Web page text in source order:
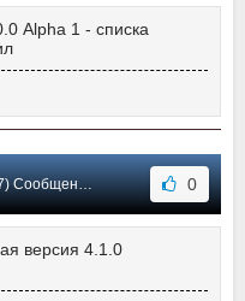
Alpha 1 - списка
#64 0
версия 4.1.0